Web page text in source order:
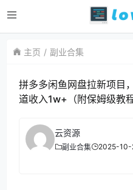
主页 副业合集
拼多多闲鱼网盘拉新项目
道收入1w+（附保姆级教程
云资源
副业合集 2025-10-